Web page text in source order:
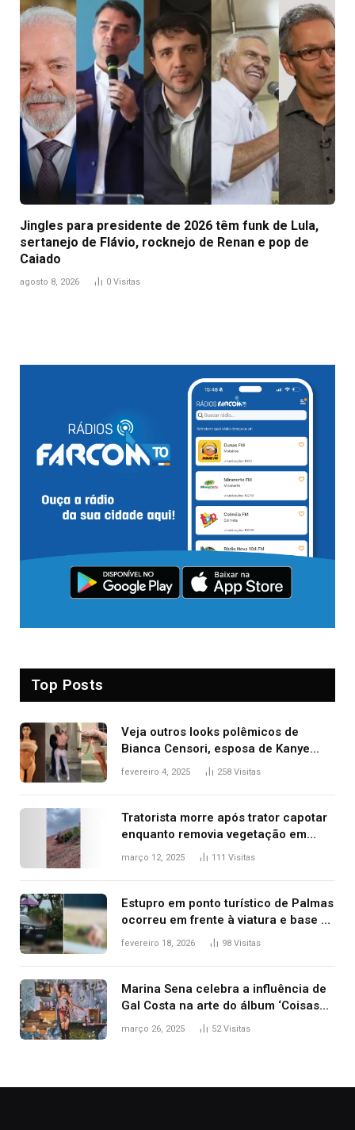
Jingles para presidente de 2026 têm funk de Lula,
sertanejo de Flávio, rocknejo de Renan e pop de
Caiado
agosto 8, 2026 0 Visitas
Top Posts
Veja outros looks polêmicos de
Bianca Censori, esposa de Kanye
West que apareceu nua no Grammy
fevereiro 4, 2025 258 Visitas
Tratorista morre após trator capotar
enquanto removia vegetação em
ribanceira de rodovia
março 12, 2025 111 Visitas
Estupro em ponto turístico de Palmas
ocorreu em frente à viatura e base de
segurança; polícia investiga
fevereiro 18, 2026 98 Visitas
Marina Sena celebra a influência de
Gal Costa na arte do álbum ‘Coisas
naturais’
março 26, 2025 52Visitas